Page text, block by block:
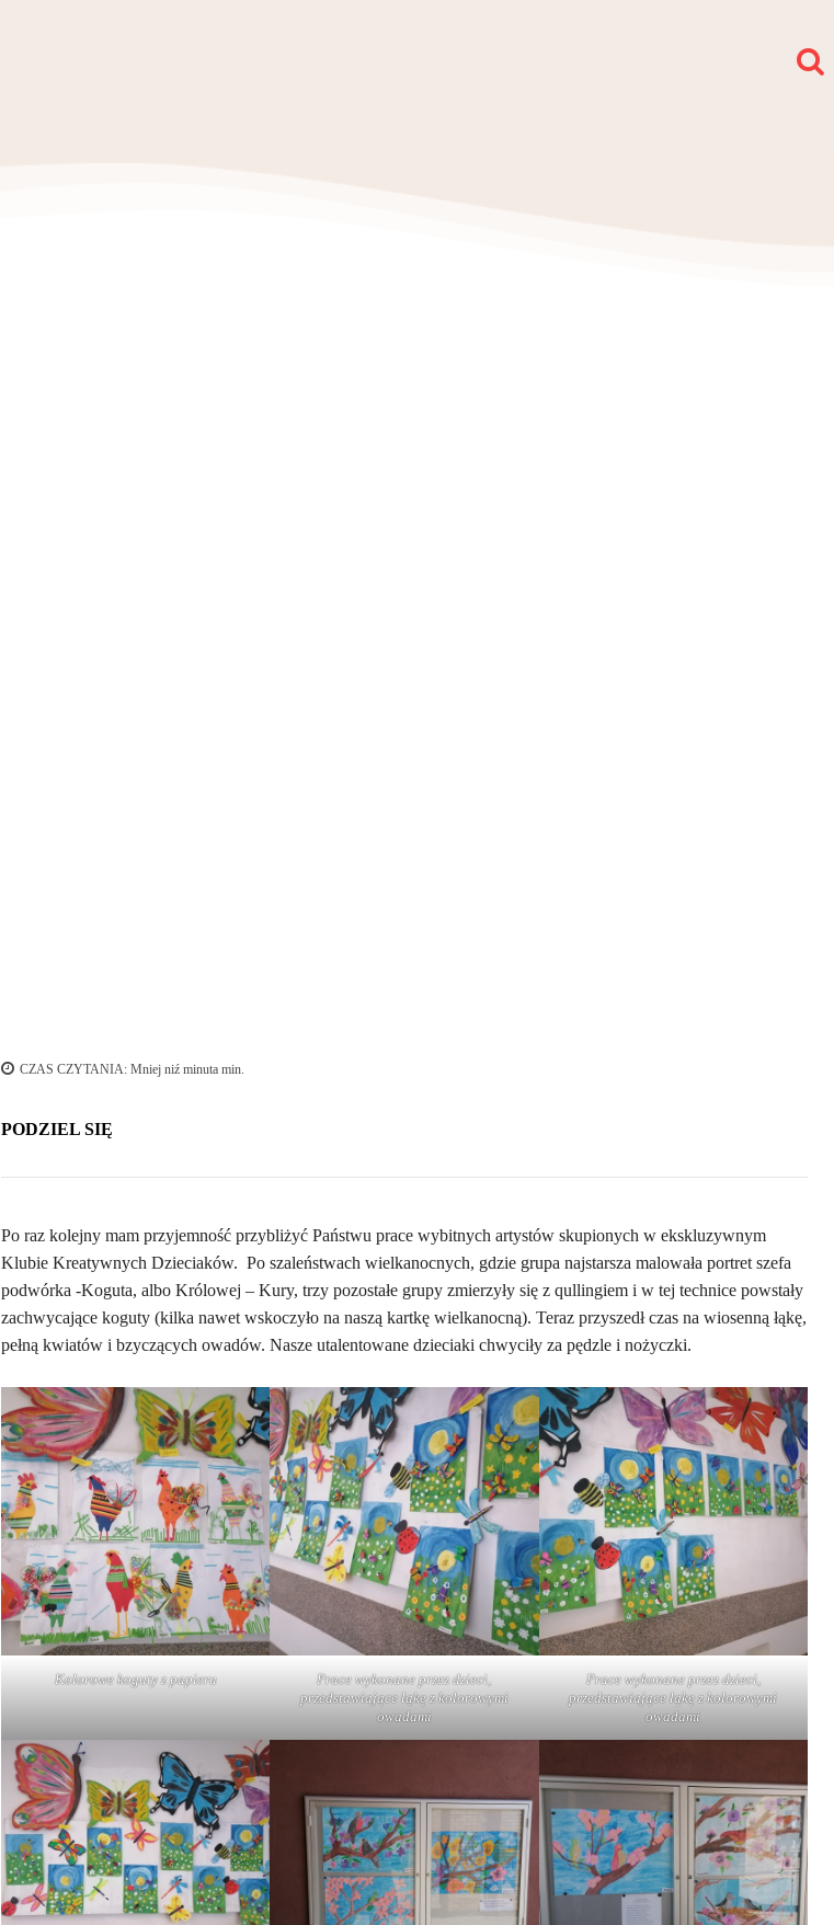
CZAS CZYTANIA: Mniej niź minuta min.
PODZIEL SIĘ
Po raz kolejny mam przyjemność przybliżyć Państwu prace wybitnych artystów skupionych w ekskluzywnym
Klubie Kreatywnych Dzieciaków. Po szaleństwach wielkanocnych, gdzie grupa najstarsza malowała portret szefa
podwórka -Koguta, albo Królowej – Kury, trzy pozostałe grupy zmierzyły się z qullingiem i w tej technice powstały
zachwycające koguty (kilka nawet wskoczyło na naszą kartkę wielkanocną). Teraz przyszedł czas na wiosenną łąkę,
pełną kwiatów i bzyczących owadów. Nasze utalentowane dzieciaki chwyciły za pędzle i nożyczki.
Kolorowe koguty z papieru
Prace wykonane przez dzieci,
przedstawiające łąkę z kolorowymi
owadami
Prace wykonane przez dzieci,
przedstawiające łąkę z kolorowymi
owadami